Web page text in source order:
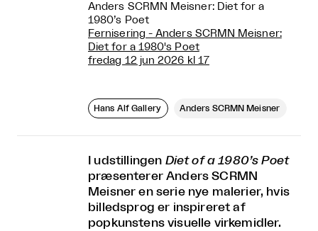
Anders SCRMN Meisner: Diet for a
1980’s Poet
Fernisering - Anders SCRMN Meisner:
Diet for a 1980's Poet
fredag 12 jun 2026 kl 17
Hans Alf Gallery Anders SCRMN Meisner
I udstillingen Diet of a 1980’s Poet
præsenterer Anders SCRMN
Meisner en serie nye malerier, hvis
billedsprog er inspireret af
popkunstens visuelle virkemidler.